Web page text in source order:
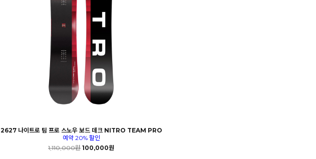
2627 나이트로 팀 프로 스노우 보드 데크 NITRO TEAM PRO
예약 20% 할인
1,110,000원 100,000원